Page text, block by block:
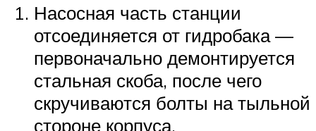
Насосная часть станции
отсоединяется от гидробака —
первоначально демонтируется
стальная скоба, после чего
скручиваются болты на тыльной
стороне корпуса.